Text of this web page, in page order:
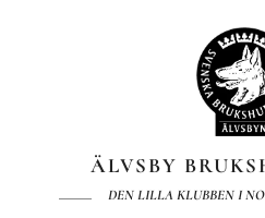
ÄLVSBY
DEN LILLA KLUBBEN I